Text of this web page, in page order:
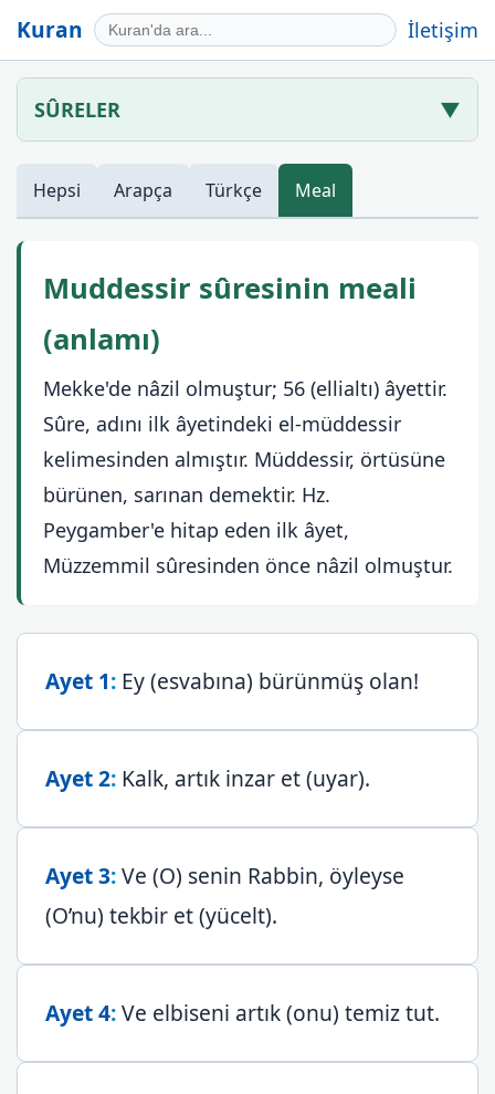
Kuran İletişim
SÛRELER ▼
Hepsi Arapça Türkçe Meal
Muddessir sûresinin meali
(anlamı)
Mekke'de nâzil olmuştur; 56 (ellialtı) âyettir.
Sûre, adını ilk âyetindeki el-müddessir
kelimesinden almıştır. Müddessir, örtüsüne
bürünen, sarınan demektir. Hz.
Peygamber'e hitap eden ilk âyet,
Müzzemmil sûresinden önce nâzil olmuştur.
Ayet 1: Ey (esvabına) bürünmüş olan!
Ayet 2: Kalk, artık inzar et (uyar).
Ayet 3:Ve (O) senin Rabbin, öyleyse
(O’nu) tekbir et (yücelt).
Ayet 4:Ve elbiseni artık (onu) temiz tut.